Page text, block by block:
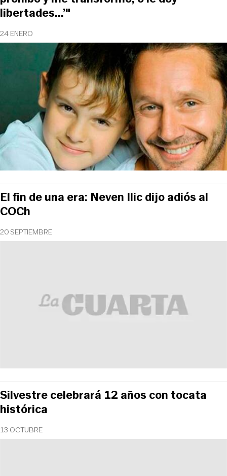
24 ENERO
libertades...’"
20 SEPTIEMBRE
El fin de una era: Neven Ilic dijo adiós al
COCh
13 OCTUBRE
Silvestre celebrará 12 años con tocata
histórica